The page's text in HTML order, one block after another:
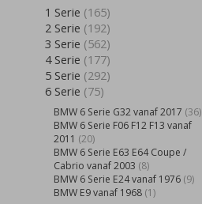
1 Serie (165)
2 Serie (192)
3 Serie (562)
4 Serie (177)
5 Serie (292)
6 Serie (75)
BMW 6 Serie G32 vanaf 2017 (36)
BMW 6 Serie F06 F12 F13 vanaf
2011 (20)
BMW 6 Serie E63 E64 Coupe /
Cabrio vanaf 2003 (8)
BMW 6 Serie E24 vanaf 1976 (9)
BMW E9 vanaf 1968 (1)